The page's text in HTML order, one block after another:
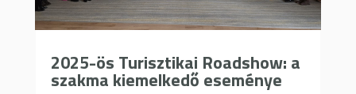
2025-ös Turisztikai Roadshow: a
szakma kiemelkedő eseménye